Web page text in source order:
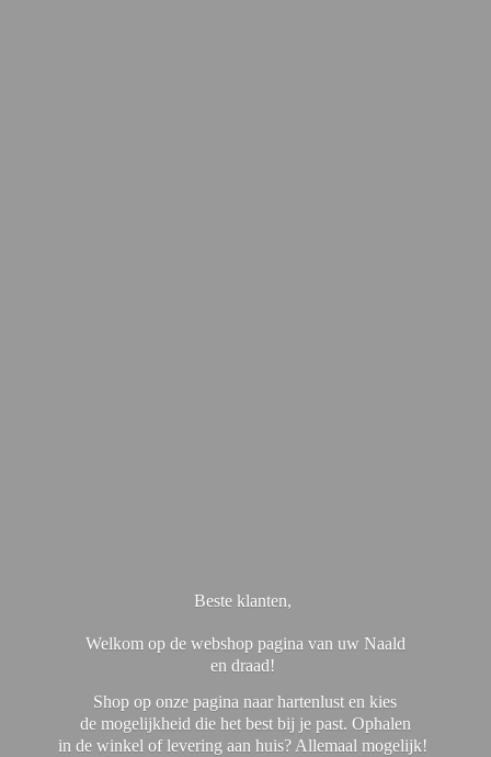
Beste klanten,
Welkom op de webshop pagina van uw Naald
en draad!
Shop op onze pagina naar hartenlust en kies
de mogelijkheid die het best bij je past. Ophalen
in de winkel of levering aan huis? Allemaal mogelijk!